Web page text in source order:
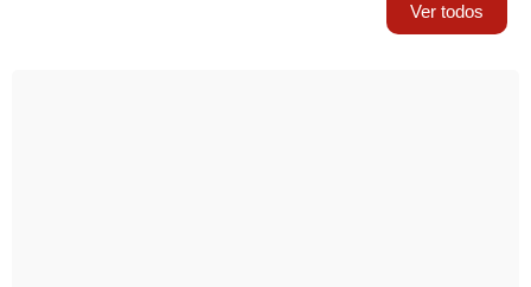
Ver todos